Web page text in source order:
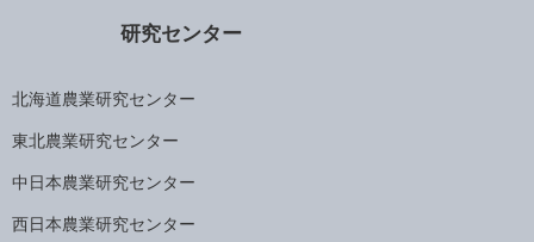
研究センター
北海道農業研究センター
東北農業研究センター
中日本農業研究センター
西日本農業研究センター